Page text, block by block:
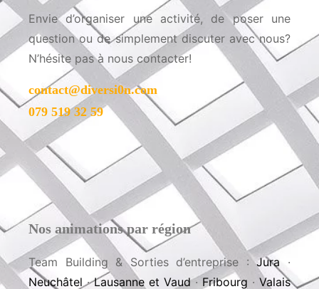
Contact
Envie d’organiser une activité, de poser une
question ou de simplement discuter avec
nous? N’hésite pas à nous contacter!
contact@diversi0n.com
079 519 32 59